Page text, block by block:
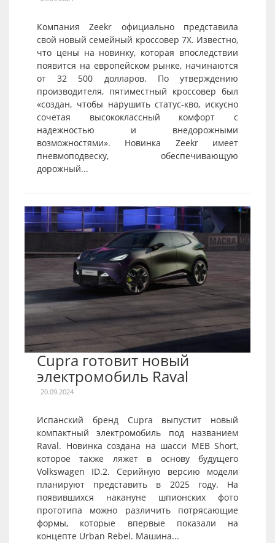
Компания Zeekr официально представила
свой новый семейный кроссовер 7X. Известно,
что цены на новинку, которая впоследствии
появится на европейском рынке, начинаются
от 32 500 долларов. По утверждению
производителя, пятиместный кроссовер был
«создан, чтобы нарушить статус-кво, искусно
сочетая высококлассный комфорт с
надежностью и внедорожными
возможностями». Новинка Zeekr имеет
пневмоподвеску, обеспечивающую
дорожный...
Cupra готовит новый
электромобиль Raval
20.09.2024
Испанский бренд Cupra выпустит новый
компактный электромобиль под названием
Raval. Новинка создана на шасси MEB Short,
которое также ляжет в основу будущего
Volkswagen ID.2. Серийную версию модели
планируют представить в 2025 году. На
появившихся накануне шпионских фото
прототипа можно различить потрясающие
формы, которые впервые показали на
концепте Urban Rebel. Машина...